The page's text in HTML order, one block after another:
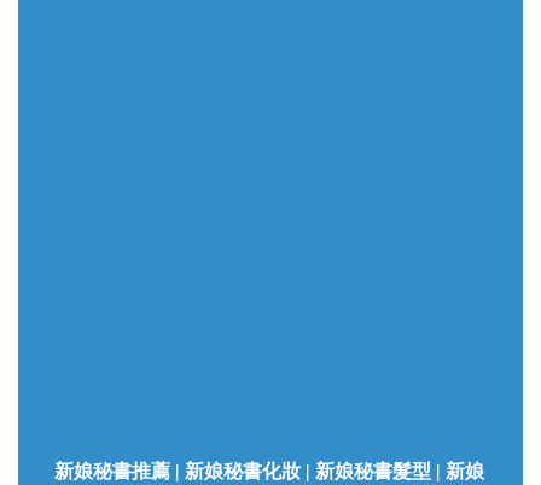
新娘秘書推薦 | 新娘秘書化妝 | 新娘秘書髮型 | 新娘